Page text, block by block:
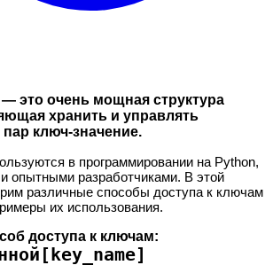
это очень мощная структура
хранить и управлять
ключ-значение.
в программировании на Python,
и опытными разработчиками. В этой
различные способы доступа к ключам
их использования.
доступа к ключам: